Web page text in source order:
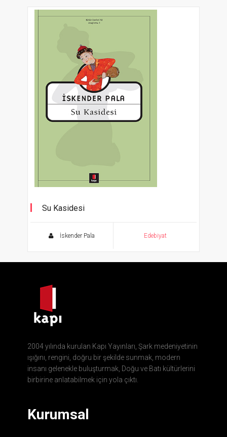
Su Kasidesi
İskender Pala Edebiyat
2004 yılında kurulan Kapı Yayınları, Şark medeniyetinin
ışığını, rengini, doğru bir şekilde sunmak, modern
insanı gelenekle buluşturmak, Doğu ve Batı kültürlerini
birbirine anlatabilmek için yola çıktı.
Kurumsal